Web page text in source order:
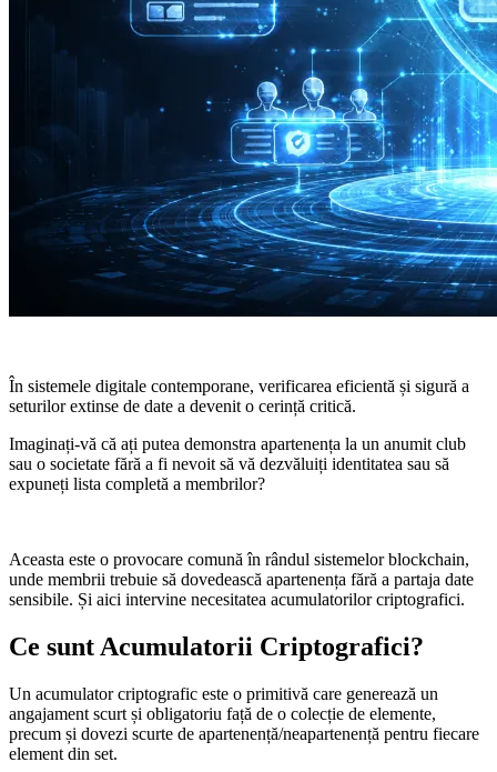
În sistemele digitale contemporane, verificarea eficientă și sigură a
seturilor extinse de date a devenit o cerință critică.
Imaginați-vă că ați putea demonstra apartenența la un anumit club
sau o societate fără a fi nevoit să vă dezvăluiți identitatea sau să
expuneți lista completă a membrilor?
Aceasta este o provocare comună în rândul sistemelor blockchain,
unde membrii trebuie să dovedească apartenența fără a partaja date
sensibile. Și aici intervine necesitatea acumulatorilor criptografici.
Ce sunt Acumulatorii Criptografici?
Un acumulator criptografic este o primitivă care generează un
angajament scurt și obligatoriu față de o colecție de elemente,
precum și dovezi scurte de apartenență/neapartenență pentru fiecare
element din set.